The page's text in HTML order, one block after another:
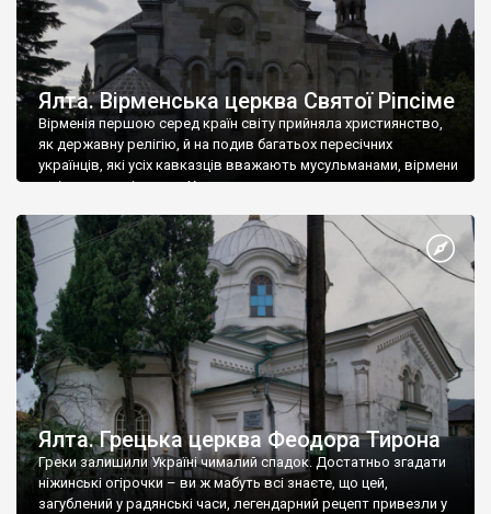
Ялта. Вірменська церква Святої Ріпсіме
Вірменія першою серед країн світу прийняла християнство,
як державну релігію, й на подив багатьох пересічних
українців, які усіх кавказців вважають мусульманами, вірмени
є відданими вірянами Христа
Ялта. Грецька церква Феодора Тирона
Греки залишили Україні чималий спадок. Достатньо згадати
ніжинські огірочки – ви ж мабуть всі знаєте, що цей,
загублений у радянські часи, легендарний рецепт привезли у